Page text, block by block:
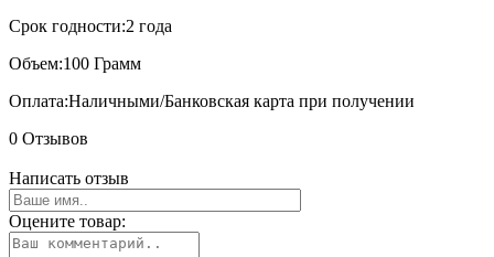
Срок годности:2 года
Объем:100 Грамм
Оплата:Наличными/Банковская карта при получении
0 Отзывов
Написать отзыв
Оцените товар: